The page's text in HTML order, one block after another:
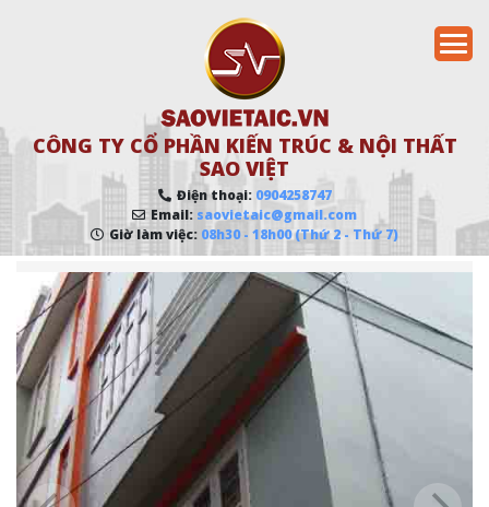
CÔNG TY CỔ PHẦN KIẾN TRÚC & NỘI THẤT
SAO VIỆT
Điện thoại: 0904258747
Email: saovietaic@gmail.com
Giờ làm việc: 08h30 - 18h00 (Thứ 2 - Thứ 7)